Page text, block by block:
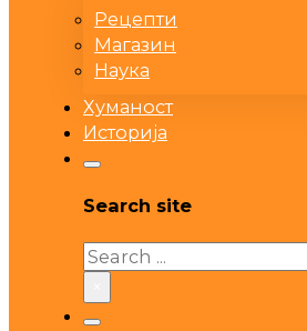
Рецепти
Магазин
Наука
Хуманост
Историја
Search site
Search